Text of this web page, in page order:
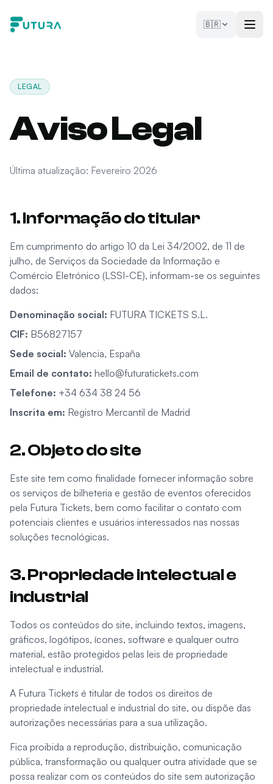
🇧🇷
LEGAL
Aviso Legal
Última atualização: Fevereiro 2026
1. Informação do titular
Em cumprimento do artigo 10 da Lei 34/2002, de 11 de
julho, de Serviços da Sociedade da Informação e
Comércio Eletrónico (LSSI-CE), informam-se os seguintes
dados:
Denominação social: FUTURA TICKETS S.L.
CIF: B56827157
Sede social: Valencia, España
Email de contato: hello@futuratickets.com
Telefone: +34 634 38 24 56
Inscrita em: Registro Mercantil de Madrid
2. Objeto do site
Este site tem como finalidade fornecer informação sobre
os serviços de bilheteria e gestão de eventos oferecidos
pela Futura Tickets, bem como facilitar o contato com
potenciais clientes e usuários interessados nas nossas
soluções tecnológicas.
3. Propriedade intelectual e
industrial
Todos os conteúdos do site, incluindo textos, imagens,
gráficos, logótipos, ícones, software e qualquer outro
material, estão protegidos pelas leis de propriedade
intelectual e industrial.
A Futura Tickets é titular de todos os direitos de
propriedade intelectual e industrial do site, ou dispõe das
autorizações necessárias para a sua utilização.
Fica proibida a reprodução, distribuição, comunicação
pública, transformação ou qualquer outra atividade que se
possa realizar com os conteúdos do site sem autorização